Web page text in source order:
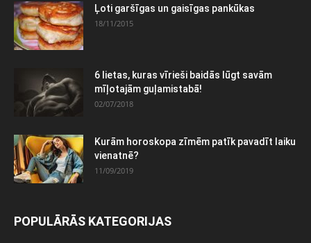
Ļoti garšīgas un gaisīgas pankūkas
18/11/2015
6 lietas, kuras vīrieši baidās lūgt savām
mīļotajām guļamistabā!
02/07/2018
Kurām horoskopa zīmēm patīk pavadīt laiku
vienatnē?
11/09/2019
POPULĀRĀS KATEGORIJAS